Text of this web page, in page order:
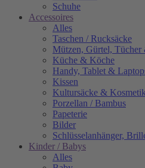
Schuhe
Accessoires
Alles
Taschen / Rucksäcke
Mützen, Gürtel, Tücher
Küche & Köche
Handy, Tablet &
Kissen
Kultursäcke &
Porzellan / Bambus
Papeterie
Bilder
Schlüsselanhänger,
Kinder / Babys
Alles